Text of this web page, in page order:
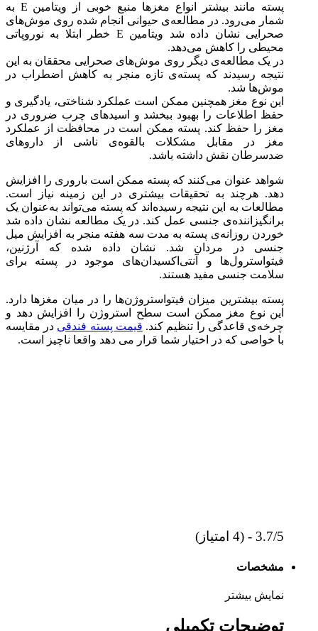
پسته مانند بیشتر انواع مغزها منبع خوبی از ویتامین E به
شمار می‌رود. در مطالعه‌ی حیوانی انجام شده روی موش‌های
صحرایی نشان داده شد ویتامین E خطر ابتلا به نوروپاتی
محیطی را کاهش می‌دهد.
در یک مطالعه‌ی دیگر روی موش‌های صحرایی محققان به این
نتیجه رسیدند که پسته‌ی تازه منجر به کاهش اضطراب در
موش‌ها شد.
این نوع مغز همچنین ممکن است عملکرد شناختی، یادگیری و
حفظ اطلاعات را بهبود ببخشد و اسیدهای چرب ضروری در
مغز را حفظ کند. پسته ممکن است در محافظت از عملکرد
مغز در مقابل مشکلات بالقوه‌ی ناشی از داروهای
ضدسرطان نقش داشته باشد.
شواهد عنوان می‌کنند که پسته ممکن است باروری را افزایش
دهد. هرچند به تحقیقات بیشتری در این زمینه نیاز است.
مطالعات به این نتیجه رسیده‌اند که پسته می‌تواند به‌عنوان یک
برانگیزاننده‌ی جنسی عمل کند. در یک مطالعه نشان داده شد
خوردن روزانه‌ی پسته به مدت سه هفته منجر به افزایش میل
جنسی در مردان شد. نشان داده شده که آرژنین،
فیتواسترول‌ها و آنتی‌اکسیدان‌های موجود در پسته برای
سلامت جنسی مفید هستند.
پسته بیشترین میزان فیتواستروژن‌ها را در میان مغزها دارد.
این نوع مغز ممکن است سطح استروژن را افزایش دهد و
چرخه‌ی قاعدگی را تنظیم کند. قیمت پسته فندقی در مقایسه
با خواصی که در اختیار شما قرار می دهد واقعا ناچیز است.
3.7/5 - (4 امتیاز)
مشخصات
نمایش بیشتر
توضیحات تکمیلی